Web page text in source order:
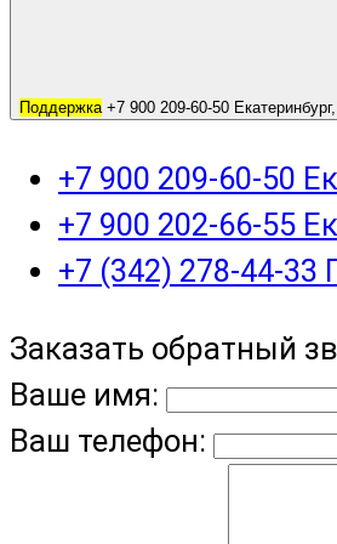
Поддержка +7 900 209-60-50
+7 900 209-60-50
+7 900 202-66-55
+7 (342) 278-44-33
Заказать обратный
Ваше имя:
Ваш телефон: